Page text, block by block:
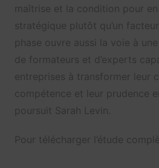
maîtrise et la condition pour en
stratégique plutôt qu’un
phase ouvre aussi la voie à
de formateurs et d’experts
entreprises à transformer leur
compétence et leur prudence
poursuit Sarah Levin.
Pour télécharger l’étude